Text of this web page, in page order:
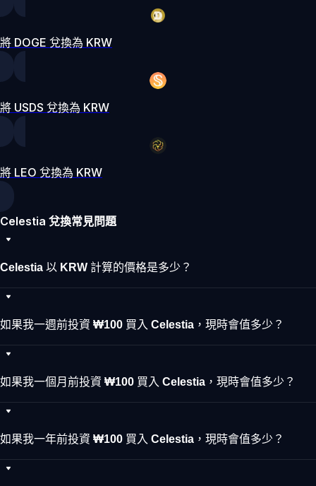
將 DOGE 兌換為 KRW
將 USDS 兌換為 KRW
將 LEO 兌換為 KRW
Celestia 兌換常見問題
Celestia 以 KRW 計算的價格是多少？
如果我一週前投資 ₩100 買入 Celestia，現時會值多少？
如果我一個月前投資 ₩100 買入 Celestia，現時會值多少？
如果我一年前投資 ₩100 買入 Celestia，現時會值多少？